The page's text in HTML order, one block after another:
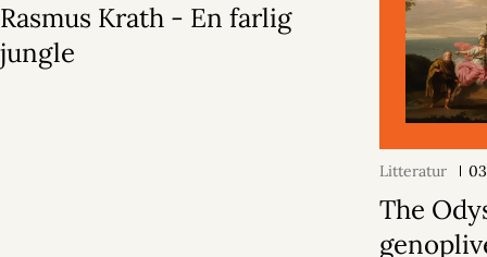
Rasmus Krath - En farlig
jungle
Litteratur
The